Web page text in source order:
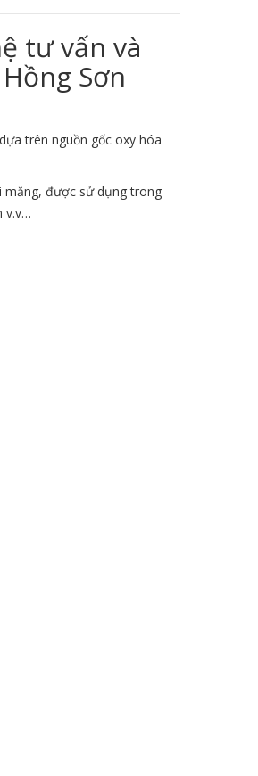
tư vấn và
Sơn
trên nguồn gốc oxy hóa
măng, được sử dụng trong
v.v…